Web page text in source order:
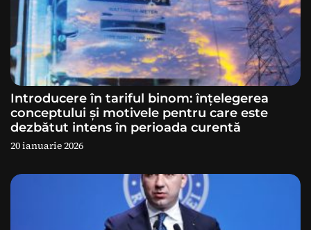
c
o
l
e
Introducere în tariful binom: înțelegerea
conceptului și motivele pentru care este
dezbătut intens în perioada curentă
20 ianuarie 2026